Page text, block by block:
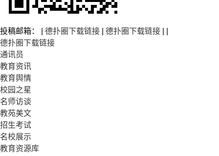
投稿邮箱： | 德扑圈下载链接 德扑圈下载链接
德扑圈下载链接
通讯员
教育资讯
教育舆情
校园之星
名师访谈
教苑美文
招生考试
名校展示
教育资源库